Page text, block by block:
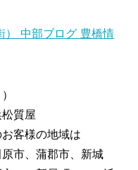
質屋
客様の地域は
原市、蒲郡市、新城